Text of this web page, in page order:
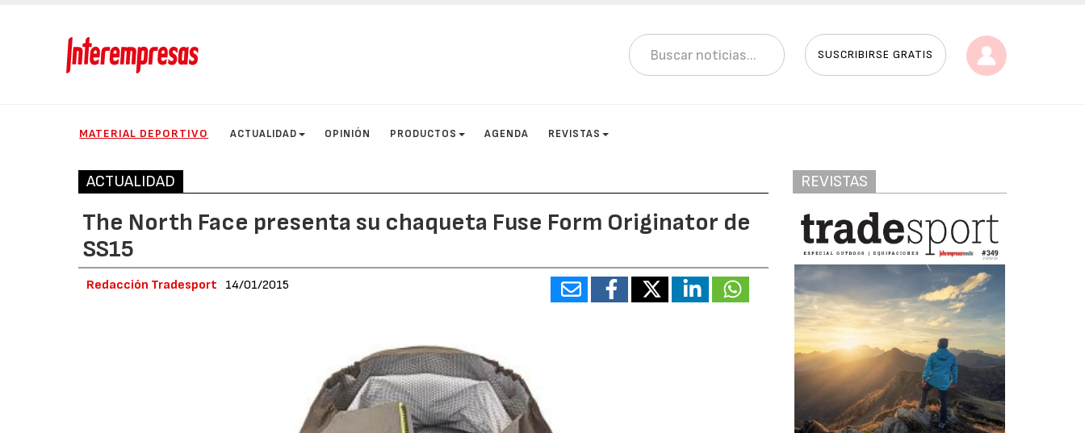
SUSCRIBIRSE GRATIS
MATERIAL DEPORTIVO ACTUALIDAD OPINIÓN PRODUCTOS AGENDA REVISTAS
ACTUALIDAD
The North Face presenta su chaqueta Fuse Form Originator de
SS15
Redacción Tradesport 14/01/2015
REVISTAS